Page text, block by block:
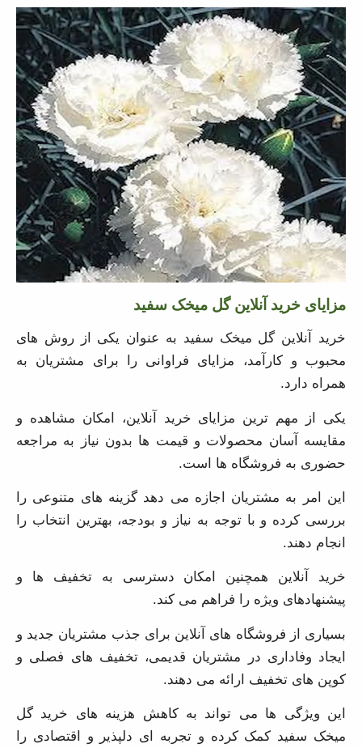
مزایای خرید آنلاین گل میخک سفید
خرید آنلاین گل میخک سفید به عنوان یکی از روش های
محبوب و کارآمد، مزایای فراوانی را برای مشتریان به همراه
دارد.
یکی از مهم ترین مزایای خرید آنلاین، امکان مشاهده و
مقایسه آسان محصولات و قیمت ها بدون نیاز به مراجعه
حضوری به فروشگاه ها است.
این امر به مشتریان اجازه می دهد گزینه های متنوعی را
بررسی کرده و با توجه به نیاز و بودجه، بهترین انتخاب را
انجام دهند.
خرید آنلاین همچنین امکان دسترسی به تخفیف ها و
پیشنهادهای ویژه را فراهم می کند.
بسیاری از فروشگاه های آنلاین برای جذب مشتریان جدید و
ایجاد وفاداری در مشتریان قدیمی، تخفیف های فصلی و
کوپن های تخفیف ارائه می دهند.
این ویژگی ها می تواند به کاهش هزینه های خرید گل
میخک سفید کمک کرده و تجربه ای دلپذیر و اقتصادی را برای
مشتریان به ارمغان آورد.